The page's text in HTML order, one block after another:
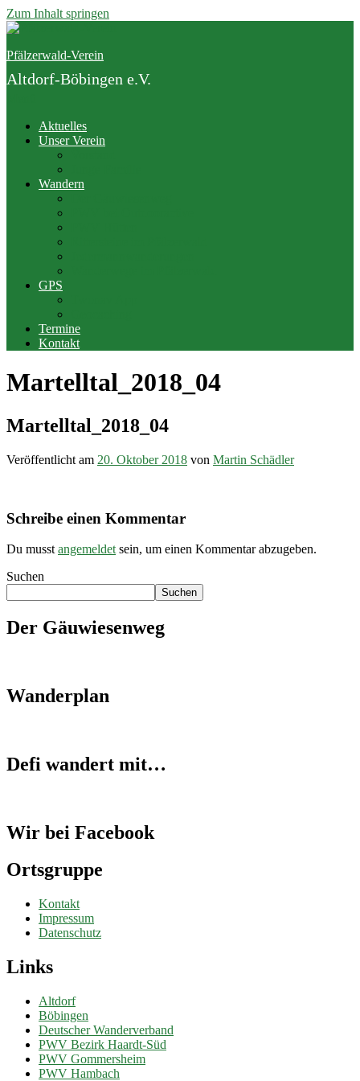
Zum Inhalt springen
Pfälzerwald-Verein
Altdorf-Böbingen e.V.
Aktuelles
Unser Verein
Wandern
GPS
Termine
Kontakt
Martelltal_2018_04
Martelltal_2018_04
Veröffentlicht am 20. Oktober 2018 von Martin Schädler
Schreibe einen Kommentar
Du musst angemeldet sein, um einen Kommentar abzugeben.
Suchen
Suchen
Der Gäuwiesenweg
Wanderplan
Defi wandert mit…
Wir bei Facebook
Ortsgruppe
Kontakt
Impressum
Datenschutz
Links
Altdorf
Böbingen
Deutscher Wanderverband
PWV Bezirk Haardt-Süd
PWV Gommersheim
PWV Hambach